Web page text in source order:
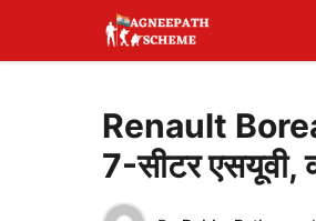
content
Renault Boreal
7-सीटर एसयूवी,